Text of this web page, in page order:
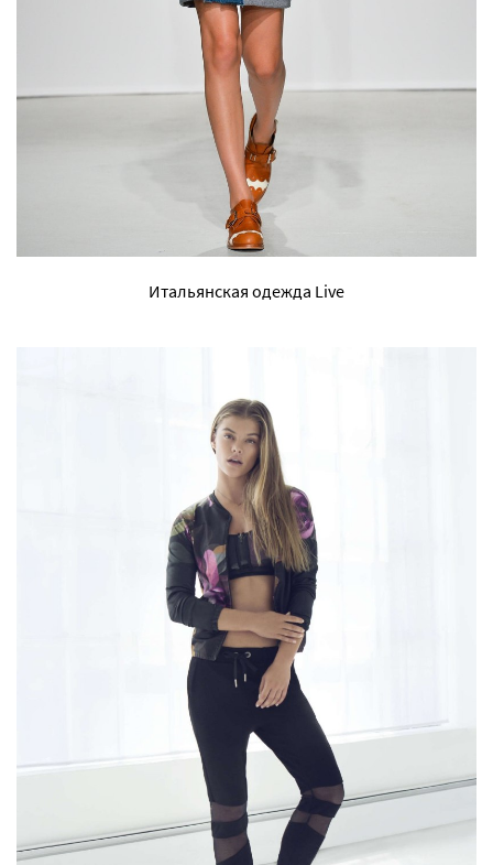
Итальянская одежда Live